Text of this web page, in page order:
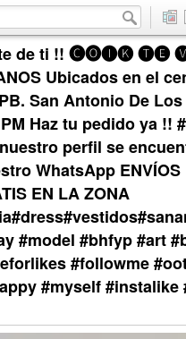
de ti !! 🅒🅞🅘🅚
Ubicados en el
San Antonio De
Haz tu pedido ya !!
perfil se
WhatsApp ENVÍOS
EN LA ZONA
#model #bhfyp #art
#followme
#myself #instalike